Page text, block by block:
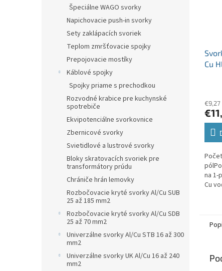
Špeciálne WAGO svorky
Napichovacie push-in svorky
Sety zaklápacích svoriek
Teplom zmršťovacie spojky
Prepojovacie mostíky
Káblové spojky
Spojky priame s prechodkou
Rozvodné krabice pre kuchynské
spotrebiče
Ekvipotenciálne svorkovnice
Zbernicové svorky
Svietidlové a lustrové svorky
Bloky skratovacích svoriek pre
transformátory prúdu
Chrániče hrán lemovky
Rozbočovacie kryté svorky Al/Cu SUB
25 až 185 mm2
Rozbočovacie kryté svorky Al/Cu SDB
25 až 70 mm2
Univerzálne svorky Al/Cu STB 16 až 300
mm2
Univerzálne svorky UK Al/Cu 16 až 240
mm2
Cu
4 x
€9,27
na 1-
Cu